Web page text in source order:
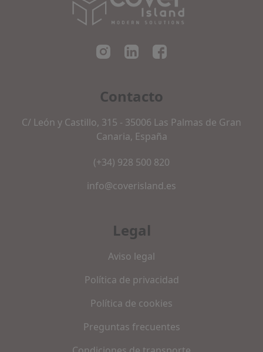
Contacto
C/ León y Castillo, 315 - 35006 Las Palmas de Gran
Canaria, España
(+34) 928 500 820
info@coverisland.es
Legal
Aviso legal
Política de privacidad
Política de cookies
Preguntas frecuentes